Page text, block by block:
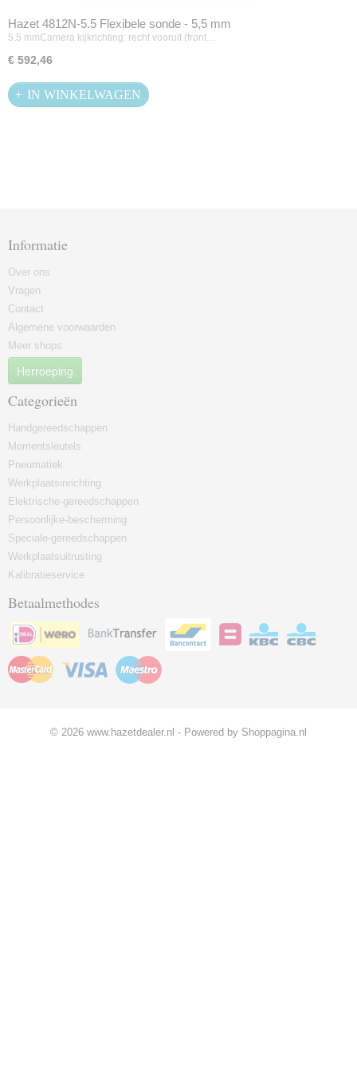
Hazet 4812N-5.5 Flexibele sonde - 5,5 mm
5,5 mmCamera kijkrichting: recht vooruit (front…
€ 592,46
IN WINKELWAGEN
Informatie
Over ons
Vragen
Contact
Algemene voorwaarden
Meer shops
Herroeping
Categorieën
Handgereedschappen
Momentsleutels
Pneumatiek
Werkplaatsinrichting
Elektrische-gereedschappen
Persoonlijke-bescherming
Speciale-gereedschappen
Werkplaatsuitrusting
Kalibratieservice
Betaalmethodes
© 2026 www.hazetdealer.nl - Powered by Shoppagina.nl